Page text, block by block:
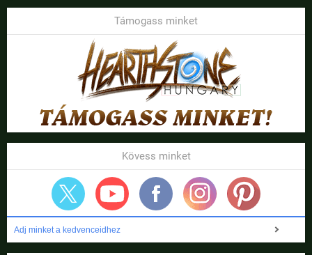
Támogass minket
Kövess minket
Adj minket a kedvenceidhez